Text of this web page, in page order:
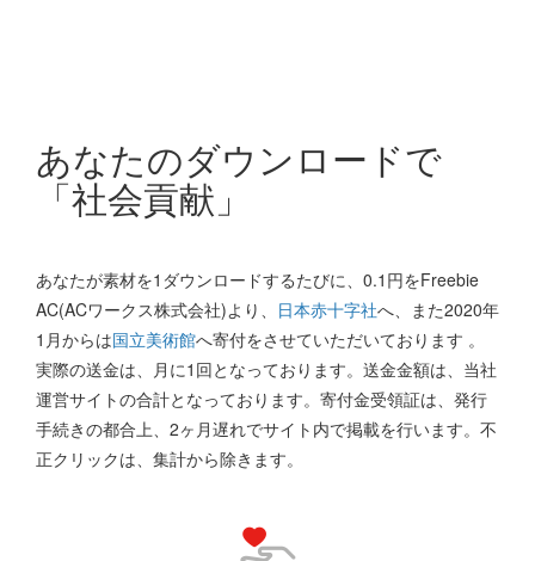
あなたのダウンロードで
「社会貢献」
あなたが素材を1ダウンロードするたびに、0.1円をFreebie
AC(ACワークス株式会社)より、 日本赤十字社へ、また2020年
1月からは国立美術館へ寄付をさせていただいております 。
実際の送金は、月に1回となっております。送金金額は、当社
運営サイトの合計となっております。寄付金受領証は、発行
手続きの都合上、2ヶ月遅れでサイト内で掲載を行います。不
正クリックは、集計から除きます。